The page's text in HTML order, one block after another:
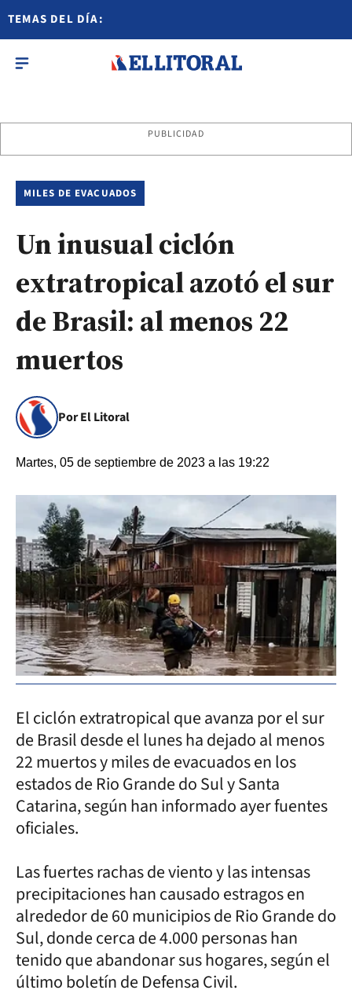
TEMAS DEL DÍA:
PUBLICIDAD
MILES DE EVACUADOS
Un inusual ciclón
extratropical azotó el sur
de Brasil: al menos 22
muertos
Por El Litoral
Martes, 05 de septiembre de 2023 a las 19:22
El ciclón extratropical que avanza por el sur
de Brasil desde el lunes ha dejado al menos
22 muertos y miles de evacuados en los
estados de Rio Grande do Sul y Santa
Catarina, según han informado ayer fuentes
oficiales.
Las fuertes rachas de viento y las intensas
precipitaciones han causado estragos en
alrededor de 60 municipios de Rio Grande do
Sul, donde cerca de 4.000 personas han
tenido que abandonar sus hogares, según el
último boletín de Defensa Civil.